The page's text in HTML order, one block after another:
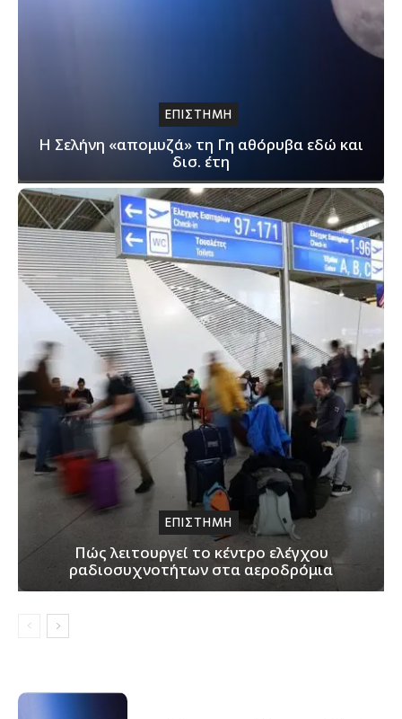
ΕΠΙΣΤΗΜΗ
Η Σελήνη «απομυζά» τη Γη αθόρυβα εδώ και
δισ. έτη
ΕΠΙΣΤΗΜΗ
Πώς λειτουργεί το κέντρο ελέγχου
ραδιοσυχνοτήτων στα αεροδρόμια